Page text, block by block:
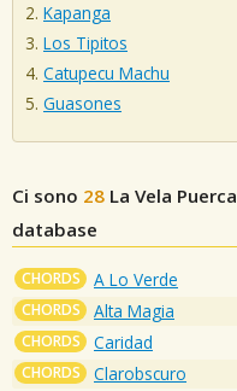
Kapanga
Los Tipitos
Catupecu Machu
Guasones
Ci sono 28 La Vela Puerca
database
CHORDS A Lo Verde
CHORDS Alta Magia
CHORDS Caridad
CHORDS Clarobscuro